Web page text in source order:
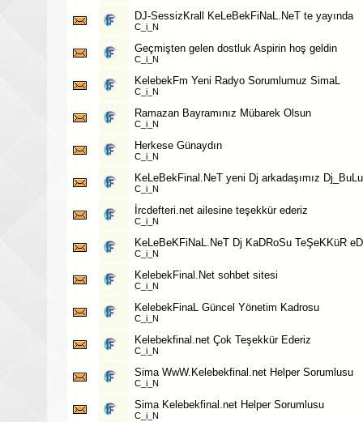
DJ-SessizKrall KeLeBekFiNaL.NeT te yayında
C_i_N
Geçmişten gelen dostluk Aspirin hoş geldin
C_i_N
KelebekFm Yeni Radyo Sorumlumuz SimaL
C_i_N
Ramazan Bayramınız Mübarek Olsun
C_i_N
Herkese Günaydın
C_i_N
KeLeBekFinal.NeT yeni Dj arkadaşımız
C_i_N
İrcdefteri.net ailesine teşekkür ederiz
C_i_N
KeLeBeKFiNaL.NeT Dj KaDRoSu TeŞeKKüR
C_i_N
KelebekFinal.Net sohbet sitesi
C_i_N
KelebekFinaL Güncel Yönetim Kadrosu
C_i_N
Kelebekfinal.net Çok Teşekkür Ederiz
C_i_N
Sima WwW.Kelebekfinal.net Helper Sorumlusu
C_i_N
Sima Kelebekfinal.net Helper Sorumlusu
C_i_N